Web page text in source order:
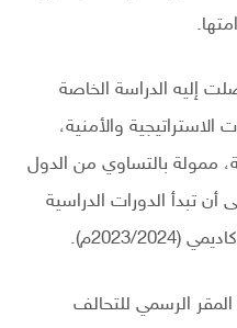
إليه الدراسة الخاصة
الاستراتيجية والأمنية،
ممولة بالتساوي من الدول
في موازنة عام 2022، على أن تبدأ الدورات الدراسية
2024م).
المقر الرسمي للتحالف